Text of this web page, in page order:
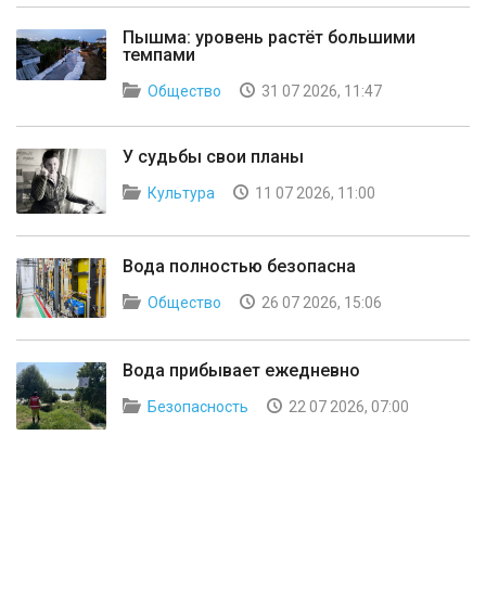
Пышма: уровень растёт большими
темпами
Общество 31 07 2026, 11:47
У судьбы свои планы
Культура 11 07 2026, 11:00
Вода полностью безопасна
Общество 26 07 2026, 15:06
Вода прибывает ежедневно
Безопасность 22 07 2026, 07:00